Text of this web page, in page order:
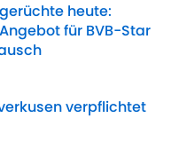
heute:
für BVB-Star
Date
verpflichtet
Date